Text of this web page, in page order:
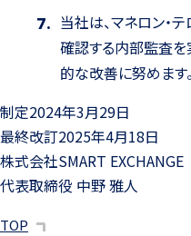
当社は、マネロン・
確認する内部監査
的な改善に努めます。
制定2024年3月29日
最終改訂2025年4月18日
株式会社SMART EXCHANGE
代表取締役 中野 雅人
TOP